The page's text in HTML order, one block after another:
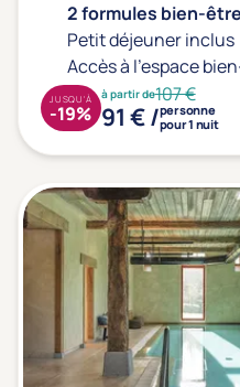
2 formules bien-
Petit déjeuner inclus
Accès à l'espace
à partir de107 €
91 € /personne
pour 1 nuit
JUSQU'À
-19%